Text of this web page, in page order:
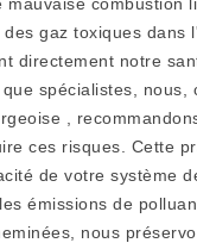
gaz toxiques dans
directement notre
spécialistes, nous,
,
ces risques. Cette
de votre système
émissions de
nous